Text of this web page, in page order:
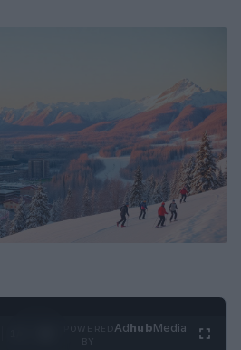
AdhubMedia